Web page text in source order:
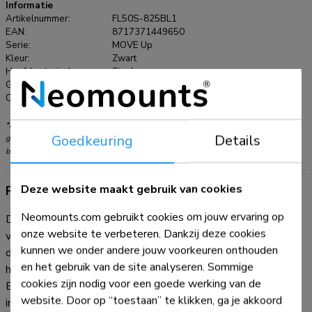
Informatie
Artikelnummer:
FL50S-825BL1
EAN:
8717371449650
Serie:
MOVE Up
Kleur:
Zwart
Hoofdmateriaal:
Staal
Garantie:
Certificering:
TÜV
*NB. De vermelde inch-maten zijn slechts een indicatie, gecombineerd met het
gewicht en de VESA-maten. Het maximale gewicht en de VESA-maat zijn absolute
beperkingen voor de producten en dienen niet te worden overschreden.
Productinformatie
De Neomounts FL50S-825BL1 MOVE Up is een mobiele
vloersteun voor flat screens tot 75" met een maximaal
draagvermogen van 70 kg. De vloersteun is manueel in
hoogte verstelbaar (104-157 cm), evenals de beugelkop.
Een afsluitbaar, geventileerd hardware compartiment is
inbegrepen en optioneel voor installatie (zowel portrait als
Goedkeuring Details
Deze website maakt gebruik van cookies
Neomounts.com gebruikt cookies om jouw ervaring op
onze website te verbeteren. Dankzij deze cookies
kunnen we onder andere jouw voorkeuren onthouden
en het gebruik van de site analyseren. Sommige
cookies zijn nodig voor een goede werking van de
website. Door op “toestaan” te klikken, ga je akkoord